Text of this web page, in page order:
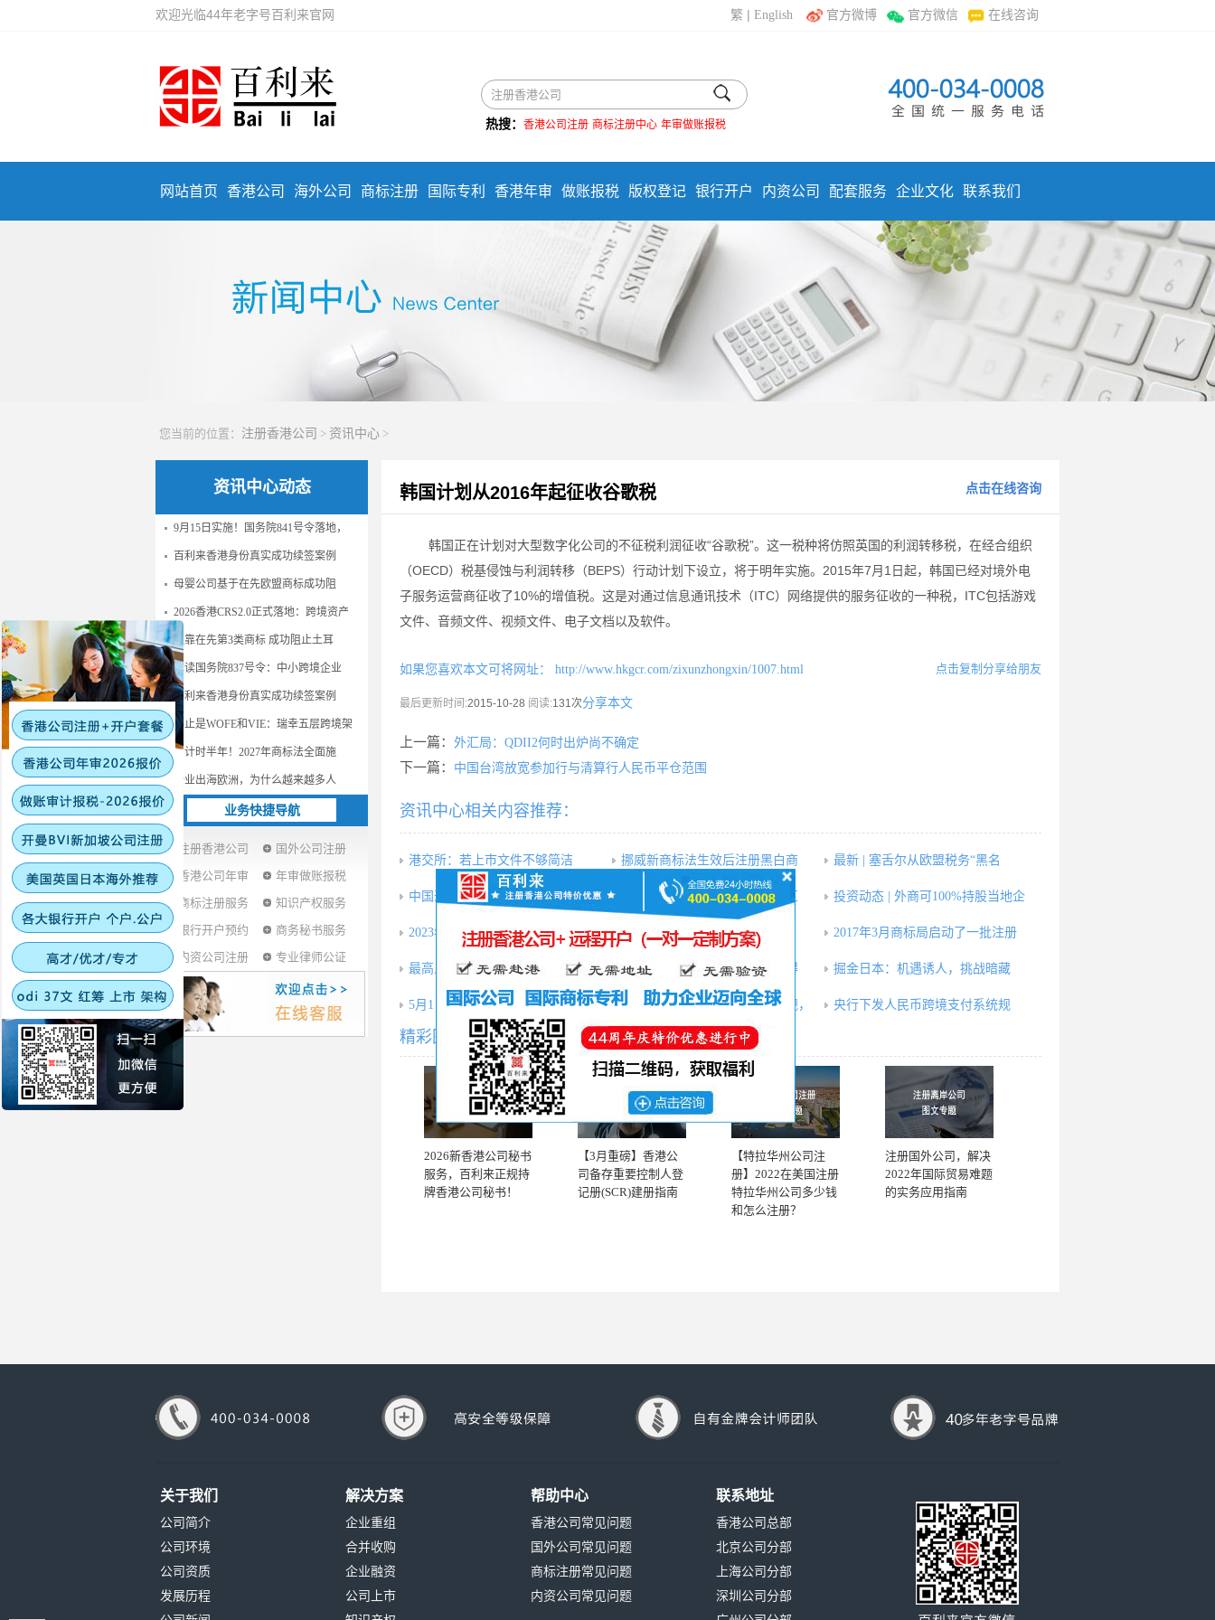
欢迎光临44年老字号百利来官网 繁 |English 官方微博 官方微信 在线咨询
热搜： 香港公司注册 商标注册中心 年审做账报税
网站首页 香港公司 海外公司 商标注册 国际专利 香港年审 做账报税 版权登记 银行开户 内资公司 配套服务 企业文化 联系我们
您当前的位置： 注册香港公司 > 资讯中心 >
资讯中心动态
9月15日实施！国务院841号令落地，
百利来香港身份真实成功续签案例
母婴公司基于在先欧盟商标成功阻
2026香港CRS2.0正式落地：跨境资产
仅靠在先第3类商标 成功阻止土耳
解读国务院837号令：中小跨境企业
百利来香港身份真实成功续签案例
不止是WOFE和VIE：瑞幸五层跨境架
倒计时半年！2027年商标法全面施
企业出海欧洲，为什么越来越多人
业务快捷导航
注册香港公司
国外公司注册
香港公司年审
年审做账报税
商标注册服务
知识产权服务
银行开户预约
商务秘书服务
内资公司注册
专业律师公证
韩国计划从2016年起征收谷歌税 点击在线咨询
韩国正在计划对大型数字化公司的不征税利润征收“谷歌税”。这一税种将仿照英国的利润转移税，在经合组织
（OECD）税基侵蚀与利润转移（BEPS）行动计划下设立，将于明年实施。2015年7月1日起，韩国已经对境外电
子服务运营商征收了10%的增值税。这是对通过信息通讯技术（ITC）网络提供的服务征收的一种税，ITC包括游戏
文件、音频文件、视频文件、电子文档以及软件。
如果您喜欢本文可将网址： http://www.hkgcr.com/zixunzhongxin/1007.html 点击复制分享给朋友
最后更新时间:2015-10-28 阅读:131次分享本文
上一篇： 外汇局：QDII2何时出炉尚不确定
下一篇： 中国台湾放宽参加行与清算行人民币平仓范围
资讯中心相关内容推荐：
港交所：若上市文件不够简洁 挪威新商标法生效后注册黑白商 最新 | 塞舌尔从欧盟税务“黑名
中国进入海外直接投资大扩张时 中国企业进军迪拜：选择自贸区 投资动态 | 外商可100%持股当地企
2023年7月5日百利来知识产权知识 香港强积金“懒人基金” 预计明 2017年3月商标局启动了一批注册
最高人民法院知识产权法庭典型 商标注册和商标保护一定要懂得 掘金日本：机遇诱人，挑战暗藏
5月1日后营改增文化事业建设费 【重要提醒】美国2019税收新规， 央行下发人民币跨境支付系统规
精彩图文专题推荐
2026新香港公司秘书
服务，百利来正规持
牌香港公司秘书！
【3月重磅】香港公
司备存重要控制人登
记册(SCR)建册指南
【特拉华州公司注
册】2022在美国注册
特拉华州公司多少钱
和怎么注册？
注册国外公司，解决
2022年国际贸易难题
的实务应用指南
关于我们
公司简介
公司环境
公司资质
发展历程
解决方案
企业重组
合并收购
企业融资
公司上市
帮助中心
香港公司常见问题
国外公司常见问题
商标注册常见问题
内资公司常见问题
联系地址
香港公司总部
北京公司分部
上海公司分部
深圳公司分部